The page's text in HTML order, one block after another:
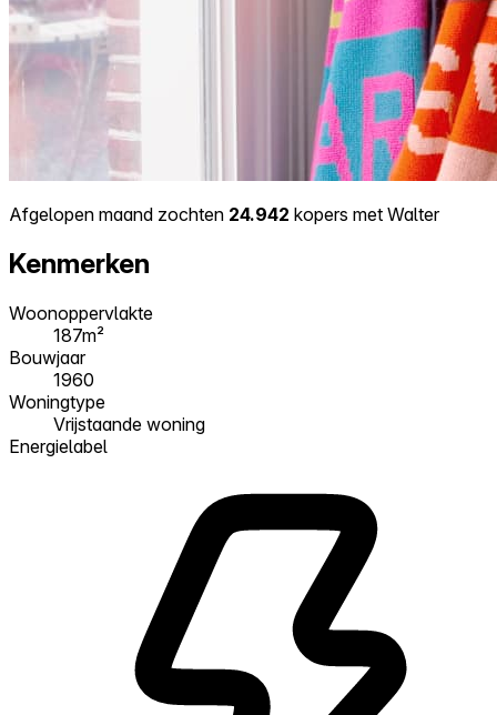
Afgelopen maand zochten 24.942 kopers met Walter
Kenmerken
Woonoppervlakte
187m²
Bouwjaar
1960
Woningtype
Vrijstaande woning
Energielabel